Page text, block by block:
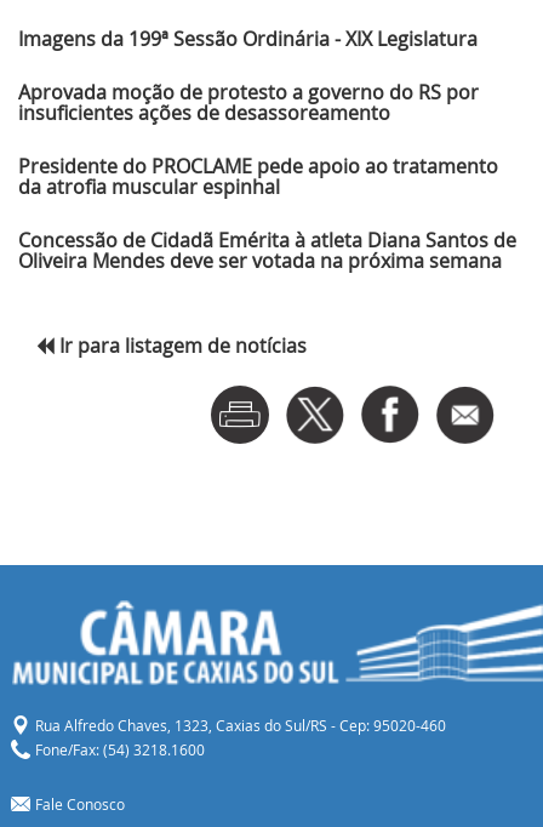
Imagens da 199ª Sessão Ordinária - XIX Legislatura
Aprovada moção de protesto a governo do RS por
insuficientes ações de desassoreamento
Presidente do PROCLAME pede apoio ao tratamento
da atrofia muscular espinhal
Concessão de Cidadã Emérita à atleta Diana Santos de
Oliveira Mendes deve ser votada na próxima semana
Ir para listagem de notícias
Rua Alfredo Chaves, 1323, Caxias do Sul/RS - Cep: 95020-460
Fone/Fax: (54) 3218.1600
Fale Conosco